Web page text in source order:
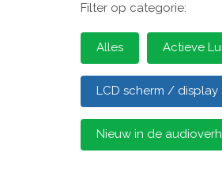
Filter op categorie:
Alles Actieve
LCD scherm / display
Nieuw in de